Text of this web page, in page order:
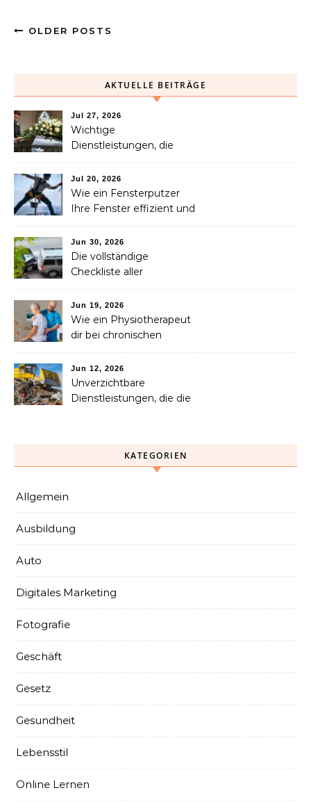
OLDER POSTS
AKTUELLE BEITRÄGE
Jul 27, 2026
Wichtige
Dienstleistungen, die
Verlust eines geliebten
Menschen helfen können
Jul 20, 2026
Wie ein Fensterputzer
Ihre Fenster effizient und
Jun 30, 2026
Die vollständige
Checkliste aller
nach einem Unfall
benötigen
Jun 19, 2026
Wie ein Physiotherapeut
dir bei chronischen
helfen kann
Jun 12, 2026
Unverzichtbare
Dienstleistungen, die die
KATEGORIEN
Allgemein
Ausbildung
Auto
Digitales Marketing
Fotografie
Geschäft
Gesetz
Gesundheit
Lebensstil
Online Lernen